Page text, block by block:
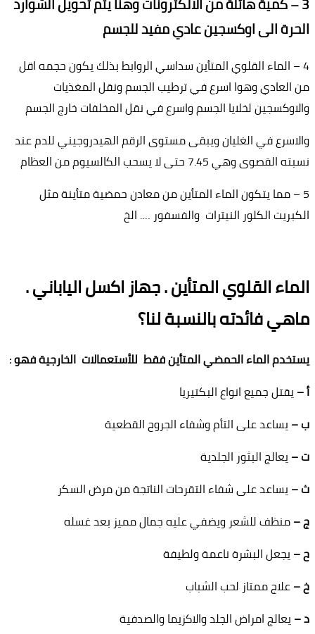
الحرة الى اوكسجين عادي مفيد للجسم
4 – الماء القلوي المتأين سداسي الروابط بذلك يكون حجمه اقل
من العادي وهوا اسرع في ترطيب الجسم ونقل المغذيات
والاوكسجين لخلايا الجسم واسرع في نقل المخلفات خارج الجسم
والاسرع في الغليان ويبقى مستوى الرقم الهيدروجيني للدم عند
نسبته القصوى وهي 7.45 حتى لا يسحب الكالسيوم من العظام
5 – مما يتكون الماء المتأين من معادن حمضية متأينة مثل
الكبريت الكلور النيترات والفسفور …. الخ
الماء القلوي المتأين . جهاز اكسل الياباني .
ماهي فائدته بالنسبة لنا؟
يستخدم الماء الحمضي المتأين فقط للأستعمالات الخارجية فهو :
أ –يقتل جميع انواع البكتيريا
ب –يساعد على التأم وشفاء الجروح القطعية
ت –يعالج البثور الجلدية
ث –يساعد على شفاء التقرحات الناتجة من مرض السكر
ج –منظف للشعر ويضفي عليه جمال مميز بعد غسله
ح –يجعل البشرة ناعمة ولطيفة
خ –علاج ممتاز لحب الشباب
د –يعالج امراض الجلد والاكزيما والصدفية